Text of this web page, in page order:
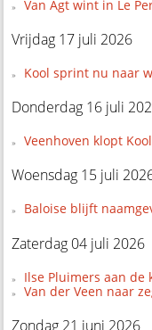
Van Agt wint in Le
Vrijdag 17 juli 2026
Kool sprint nu naar
Donderdag 16 juli
Veenhoven klopt
Woensdag 15 juli
Baloise blijft
Zaterdag 04 juli 2026
Ilse Pluimers aan
Van der Veen naar
Zondag 21 juni 2026